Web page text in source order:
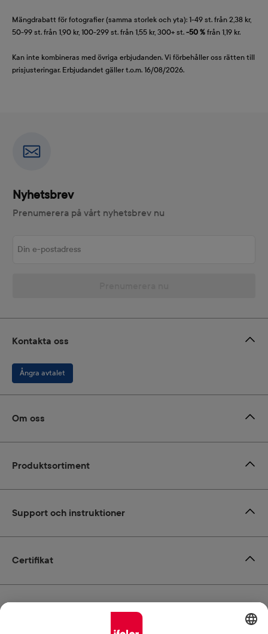
Mängdrabatt för fotografier (samma storlek och yta): 1-49 st. från 2,38 kr,
50-99 st. från 1,90 kr, 100-299 st. från 1,55 kr, 300+ st. -50 % från 1,19 kr.
Kan inte kombineras med övriga erbjudanden. Vi förbehåller oss rätten till
prisjusteringar. Erbjudandet gäller t.o.m. 16/08/2026.
Nyhetsbrev
Prenumerera på vårt nyhetsbrev nu
Certifikat
Kontakta oss
Ångra avtalet
Om oss
Produktsortiment
Support och instruktioner